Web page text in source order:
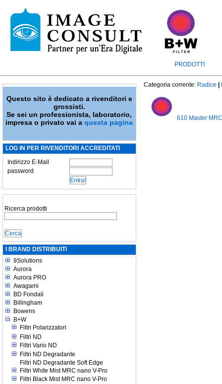
PRODOTTI
Questo sito è dedicato a rivenditori e
grossisti.
Se sei un professionista, laboratorio,
impresa o privato vai aquesta pagina
LOG IN PER RIVENDITORI ACCREDITATI
Indirizzo E-Mail
password
Ricerca prodotti
I BRAND DISTRIBUITI
9Solutions
Aurora
Aurora PRO
Awagami
BD Fondali
Billingham
Bowens
B+W
Filtri Polarizzatori
Filtri ND
Filtri Vario ND
Filtri ND Degradante
Filtri ND Degradante Soft Edge
Filtri White Mist MRC nano V-Pro
Filtri Black Mist MRC nano V-Pro
Categoria corrente: Radice
610 Master